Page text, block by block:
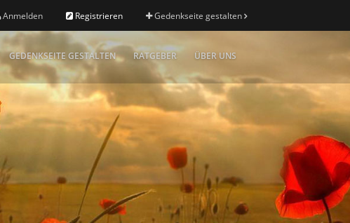
Anmelden Registrieren Gedenkseite gestalten
GEDENKSEITE GESTALTEN RATGEBER ÜBER UNS